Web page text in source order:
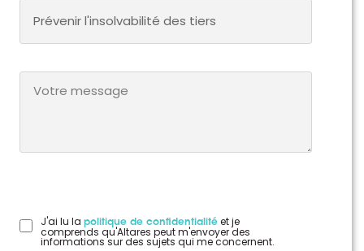
Prévenir l'insolvabilité des tiers
J'ai lu la politique de confidentialité et je
comprends qu'Altares peut m'envoyer des
informations sur des sujets qui me concernent.